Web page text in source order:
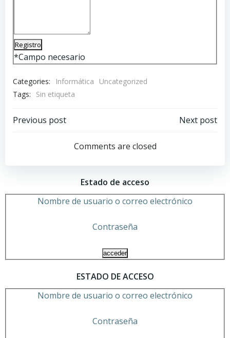
*Campo necesario
Categories: Informática
Uncategorized
Tags:
Sin etiqueta
Navegación
las
entradas
Previous post
Navegación
por
las
entradas
Next post
Comments are closed
Estado de acceso
Nombre de usuario o correo electrónico
Contraseña
ESTADO DE ACCESO
Nombre de usuario o correo electrónico
Contraseña